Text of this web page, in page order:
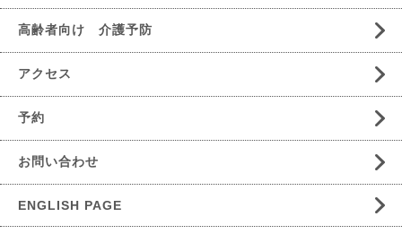
高齢者向け 介護予防
アクセス
予約
お問い合わせ
ENGLISH PAGE